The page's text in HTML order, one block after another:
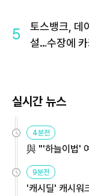
5
토스뱅크, 데
설…수장에
실시간 뉴스
4분전
與 "'하늘이법'
9분전
'캐시딜' 캐시워